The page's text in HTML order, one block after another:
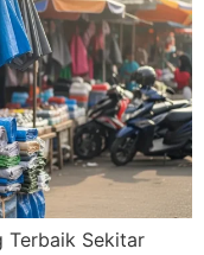
Terbaik Sekitar